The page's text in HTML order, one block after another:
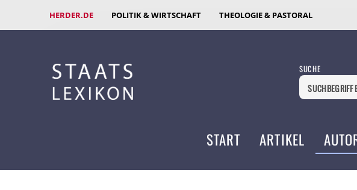
HERDER.DE POLITIK & WIRTSCHAFT THEOLOGIE & PASTORAL
SUCHE
START ARTIKEL